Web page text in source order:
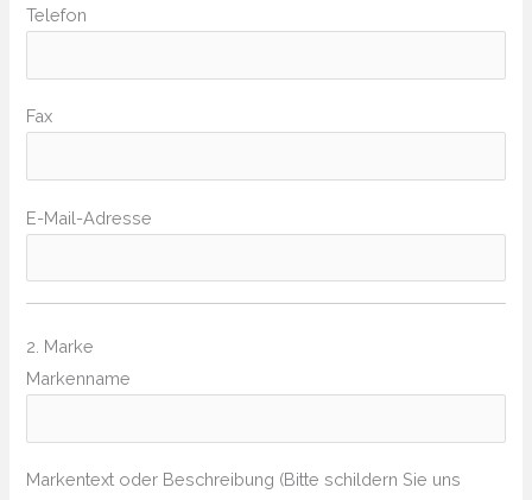
Telefon
Fax
E-Mail-Adresse
2. Marke
Markenname
Markentext oder Beschreibung (Bitte schildern Sie uns